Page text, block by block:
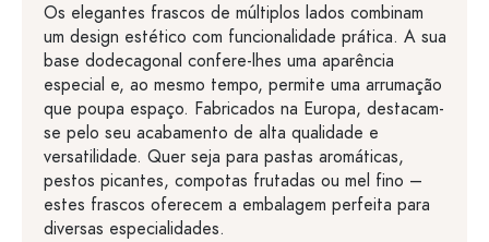
Os elegantes frascos de múltiplos lados combinam
um design estético com funcionalidade prática. A sua
base dodecagonal confere-lhes uma aparência
especial e, ao mesmo tempo, permite uma arrumação
que poupa espaço. Fabricados na Europa, destacam-
se pelo seu acabamento de alta qualidade e
versatilidade. Quer seja para pastas aromáticas,
pestos picantes, compotas frutadas ou mel fino –
estes frascos oferecem a embalagem perfeita para
diversas especialidades.